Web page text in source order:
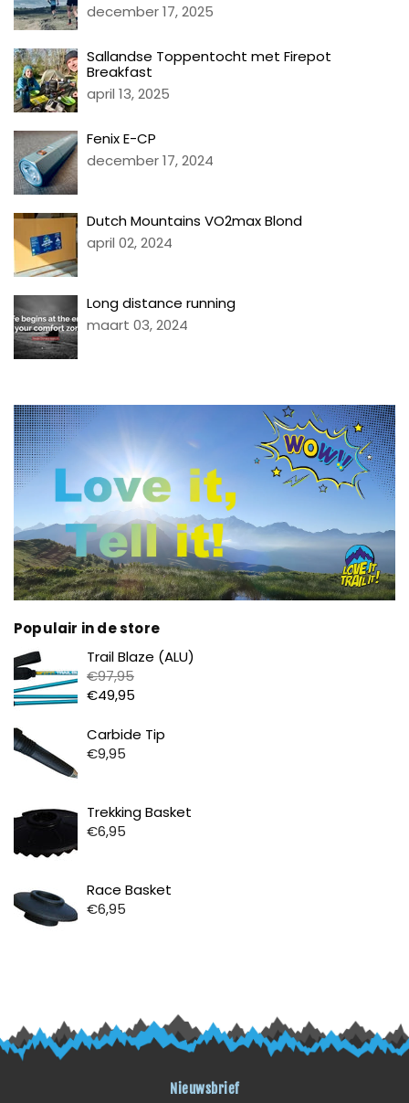
december 17, 2025
Sallandse Toppentocht met Firepot
Breakfast
april 13, 2025
Fenix E-CP
december 17, 2024
Dutch Mountains VO2max Blond
april 02, 2024
Long distance running
maart 03, 2024
Populair in de store
Trail Blaze (ALU)
€97,95
€49,95
Carbide Tip
€9,95
Trekking Basket
€6,95
Race Basket
€6,95
Nieuwsbrief